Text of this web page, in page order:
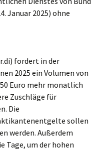
Januar 2025) ohne
fordert in der
2025 ein Volumen von
Euro mehr monatlich
Zuschläge für
Die
sollen
werden. Außerdem
Tage, um der hohen